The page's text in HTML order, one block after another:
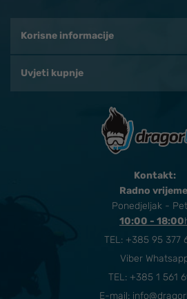
Korisne informacije
Uvjeti kupnje
Kontakt:
Radno
Ponedjeljak -
10:00 - 18:00
TEL: +385 95 377
Viber
TEL: +385 1 561
E-mail: